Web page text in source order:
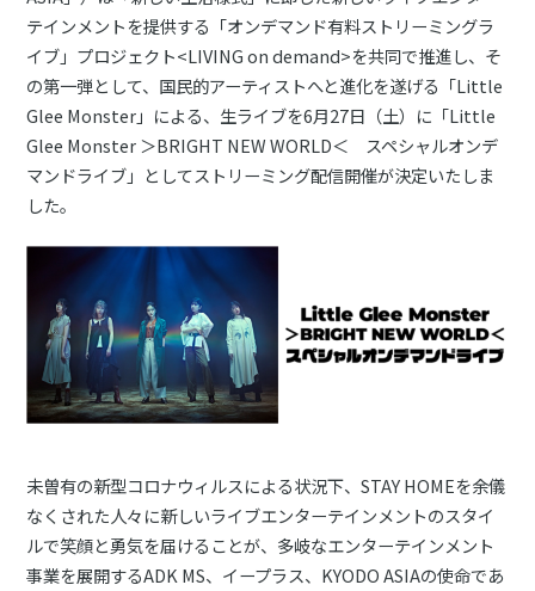
テインメントを提供する「オンデマンド有料ストリーミングラ
イブ」プロジェクト<LIVING on demand>を共同で推進し、そ
の第一弾として、国民的アーティストへと進化を遂げる「Little
Glee Monster」による、生ライブを6月27日（土）に「Little
Glee Monster ＞BRIGHT NEW WORLD＜ スペシャルオンデ
マンドライブ」としてストリーミング配信開催が決定いたしま
した。
未曽有の新型コロナウィルスによる状況下、STAY HOMEを余儀
なくされた人々に新しいライブエンターテインメントのスタイ
ルで笑顔と勇気を届けることが、多岐なエンターテインメント
事業を展開するADK MS、イープラス、KYODO ASIAの使命であ